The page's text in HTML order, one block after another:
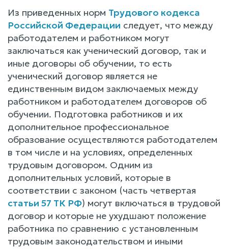
Из приведенных норм Трудового кодекса
Российской Федерации следует, что между
работодателем и работником могут
заключаться как ученический договор, так и
иные договоры об обучении, то есть
ученический договор является не
единственным видом заключаемых между
работником и работодателем договоров об
обучении. Подготовка работников и их
дополнительное профессиональное
образование осуществляются работодателем
в том числе и на условиях, определенных
трудовым договором. Одним из
дополнительных условий, которые в
соответствии с законом (часть четвертая
статьи 57 ТК РФ) могут включаться в трудовой
договор и которые не ухудшают положение
работника по сравнению с установленным
трудовым законодательством и иными